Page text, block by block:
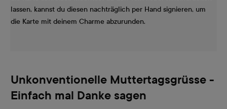
lassen, kannst du diesen nachträglich per Hand signieren, um
die Karte mit deinem Charme abzurunden.
Unkonventionelle Muttertagsgrüsse -
Einfach mal Danke sagen